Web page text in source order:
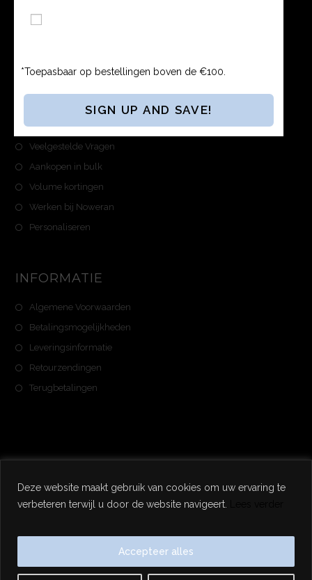
Deze website maakt gebruik van cookies om uw ervaring te
verbeteren terwijl u door de website navigeert.
Accepteer alles
NOWERAN
Over Noweran
Veelgestelde Vragen
Aankopen in bulk
Volume kortingen
Werken bij Noweran
Personaliseren
INFORMATIE
Algemene Voorwaarden
Betalingsmogelijkheden
Leveringsinformatie
Retourzendingen
Terugbetalingen
Copyright 2025 - Noweran - Alle Rechten Voorbehouden
*Toepasbaar op bestellingen boven de €100.